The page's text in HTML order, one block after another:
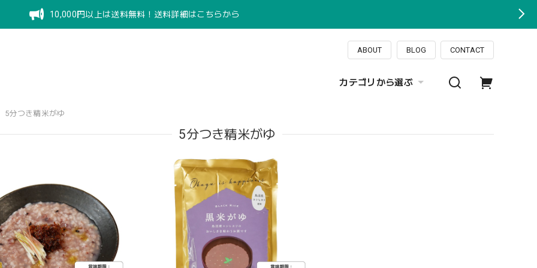
10,000円以上は送料無料！送料詳細はこちらから
ABOUT BLOG CONTACT
カテゴリから選ぶ
5分つき精米がゆ
5分つき精米がゆ